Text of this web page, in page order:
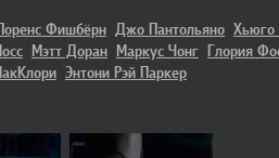
Фишбёрн Джо Пантольяно Хьюго
Мэтт Доран Маркус Чонг Глория
Энтони Рэй Паркер